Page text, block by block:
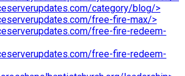
category/blog/>
free-fire-max/>
free-fire-redeem-
free-fire-redeem-